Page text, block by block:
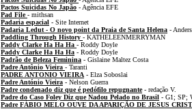
Pactos Suicidas No Japão - Agência EFE
Pad File- mithsan
Padaria espacial - Site Internet
Padaria Ledut - O novo point da Praia de Santa Helena -
Paddling Through History - KATHELEENMERRYMAN
Paddy Clarke Ha Ha Ha - Roddy Doyle
Paddy Clarke Ha Ha Ha - Roddy Doyle
Padrão de Beleza Feminina - Gislaine Maltez Costa
Padre Antônio Vieira - Taranti
PADRE ANTONIO VIEIRA - Elza Soboslai
Padre António Vieira - Nelson Guerra
Padre condenado diz que é pedófilo repugnante- redação V.
Padre do Caso Foley Diz que Nadou Pelado no Brasil - G1; SP;
Padre FÁBIO MELO OUVE DA APARIÇÃO DE JESUS